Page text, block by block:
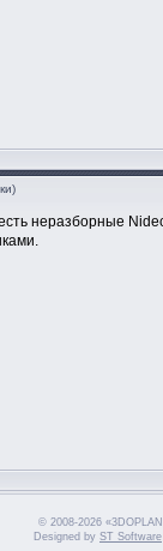
неразборные
© 2008-2026
Designed by ST Software